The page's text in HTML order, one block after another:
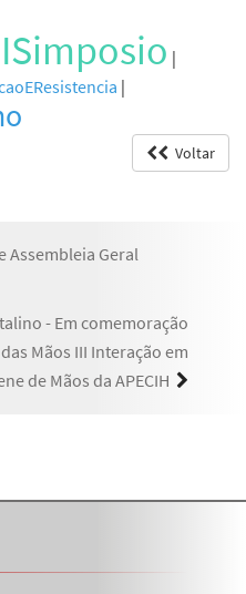
|
|
Voltar
Assembleia Geral
- Em comemoração
Mãos III Interação em
de Mãos da APECIH